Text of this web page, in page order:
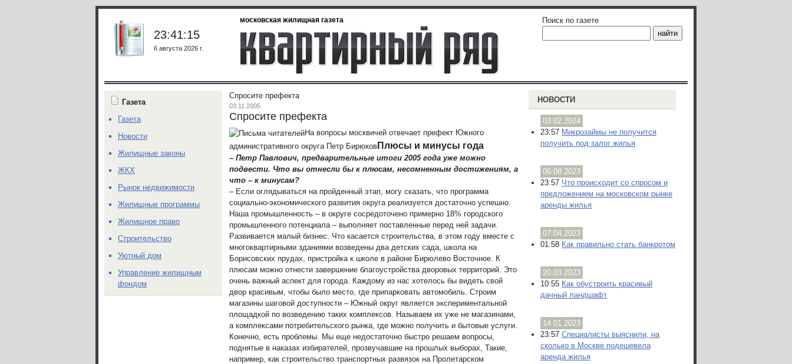
московская жилищная газета
23:41:15
6 августа 2026 г.
Поиск по газете
Спросите префекта
03.11.2005
Спросите префекта
На вопросы москвичей отвечает префект Южного
административного округа Петр Бирюков Плюсы и минусы года
– Петр Павлович, предварительные итоги 2005 года уже можно
подвести. Что вы отнесли бы к плюсам, несомненным достижениям, а
что – к минусам?
– Если оглядываться на пройденный этап, могу сказать, что программа
социально-экономического развития округа реализуется достаточно успешно.
Наша промышленность – в округе сосредоточено примерно 18% городского
промышленного потенциала – выполняет поставленные перед ней задачи.
Развивается малый бизнес. Что касается строительства, в этом году вместе с
многоквартирными зданиями возведены два детских сада, школа на
Борисовских прудах, пристройка к школе в районе Бирюлево Восточное. К
плюсам можно отнести завершение благоустройства дворовых территорий. Это
очень важный аспект для города. Каждому из нас хотелось бы видеть свой
двор красивым, чтобы было место, где припарковать автомобиль. Строим
магазины шаговой доступности – Южный округ является экспериментальной
площадкой по возведению таких комплексов. Называем их уже не магазинами,
а комплексами потребительского рынка, где можно получить и бытовые услуги.
Конечно, есть проблемы. Мы еще недостаточно быстро решаем вопросы,
поднятые в наказах избирателей, прозвучавшие на прошлых выборах, Такие,
например, как строительство транспортных развязок на Пролетарском
НОВОСТИ
03.02.2024
23:57 Микрозаймы не получится
получить под залог жилья
06.08.2023
23:57 Что происходит со спросом и
предложением на московском рынке
аренды жилья
07.04.2023
01:58 Как правильно стать банкротом
20.03.2023
10:55 Как обустроить красивый
дачный ландшафт
14.01.2023
23:57 Специалисты выяснили, на
сколько в Москве подешевела
аренда жилья
Газета
Газета
Новости
Жилищные законы
ЖКХ
Рынок недвижимости
Жилищные программы
Жилищное право
Строительство
Уютный дом
Управление жилищным
фондом